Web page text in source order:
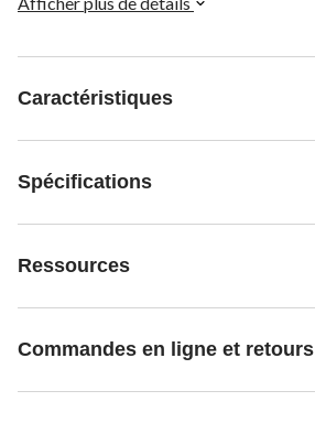
Caractéristiques
Spécifications
Ressources
Commandes en ligne et retours